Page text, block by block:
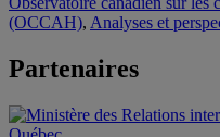
(OCCAH), Analyses et
Partenaires